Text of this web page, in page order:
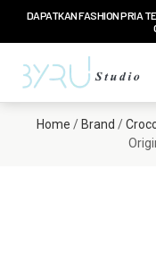
DAPATKAN FASHION PRIA
Home / Brand /